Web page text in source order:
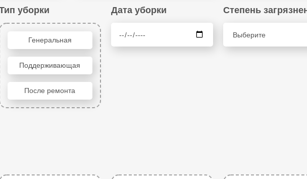
уборки
Генеральная
Поддерживающая
После ремонта
Дата уборки Степень